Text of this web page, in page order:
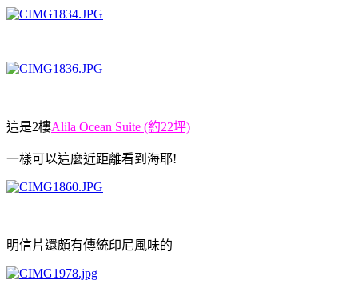
這是2樓Alila Ocean Suite (約22坪)
一樣可以這麼近距離看到海耶!
明信片還頗有傳統印尼風味的